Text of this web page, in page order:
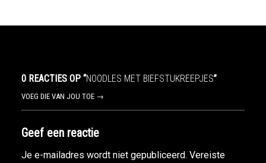
0 REACTIES OP “NOODLES MET BIEFSTUKREEPJES”
VOEG DIE VAN JOU TOE →
Geef een reactie
Je e-mailadres wordt niet gepubliceerd. Vereiste